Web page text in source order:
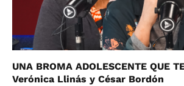
UNA BROMA ADOLESCENTE QUE
Verónica Llinás y César Bordón